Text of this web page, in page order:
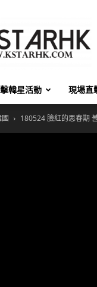
Star
HK
韓星活動 現場直
180524 臉紅的思春期